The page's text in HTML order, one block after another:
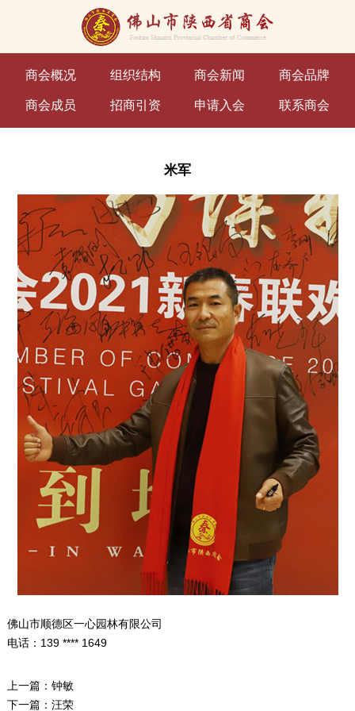
商会概况 组织结构 商会新闻 商会品牌
商会成员 招商引资 申请入会 联系商会
米军
佛山市顺德区一心园林有限公司
电话：139 **** 1649
上一篇： 钟敏
下一篇： 汪荣